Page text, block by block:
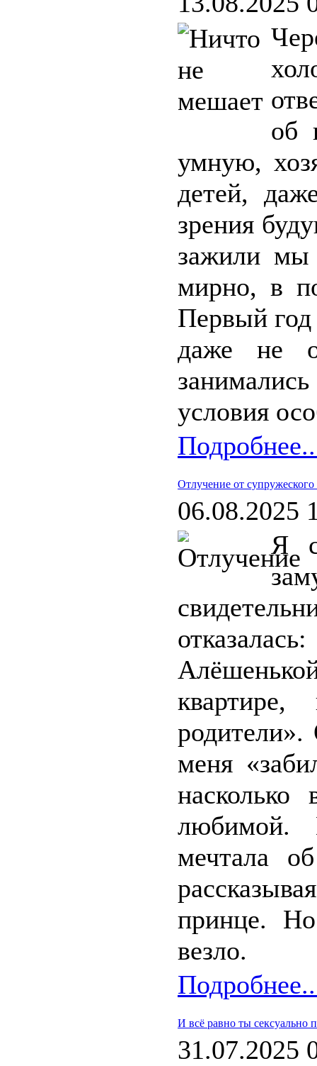
об
умную,
детей,
зрения
зажили мы
мирно, в
Первый
даже не
условия
Отлучение от
06.08.2025
Я
меня
любимой.
мечтала
принце.
везло.
И всё равно ты сексуально
31.07.2025